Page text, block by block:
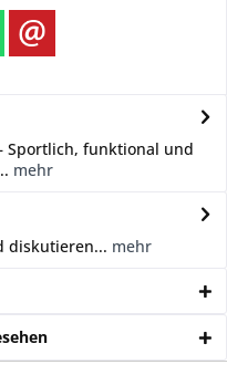
Sportlich, funktional und
mehr
diskutieren... mehr